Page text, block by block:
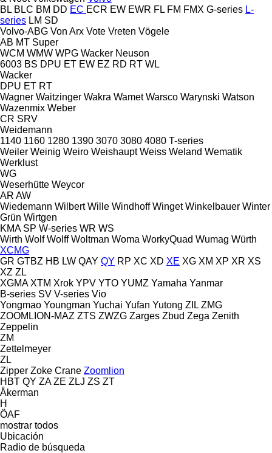
BL BLC BM DD EC ECR EW EWR FL FM FMX G-series L-
series LM SD
Volvo-ABG Von Arx Vote Vreten Vögele
AB MT Super
WCM WMW WPG Wacker Neuson
6003 BS DPU ET EW EZ RD RT WL
Wacker
DPU ET RT
Wagner Waitzinger Wakra Wamet Warsco Warynski Watson
Wazenmix Weber
CR SRV
Weidemann
1140 1160 1280 1390 3070 3080 4080 T-series
Weiler Weinig Weiro Weishaupt Weiss Weland Wematik
Werklust
WG
Weserhütte Weycor
AR AW
Wiedemann Wilbert Wille Windhoff Winget Winkelbauer Winter
Grün Wirtgen
KMA SP W-series WR WS
Wirth Wolf Wolff Woltman Woma WorkyQuad Wumag Würth
XCMG
GR GTBZ HB LW QAY QY RP XC XD XE XG XM XP XR XS
XZ ZL
XGMA XTM Xrok YPV YTO YUMZ Yamaha Yanmar
B-series SV V-series Vio
Yongmao Youngman Yuchai Yufan Yutong ZIL ZMG
ZOOMLION-MAZ ZTS ZWZG Zarges Zbud Zega Zenith
Zeppelin
ZM
Zettelmeyer
ZL
Zipper Zoke Crane Zoomlion
HBT QY ZA ZE ZLJ ZS ZT
Åkerman
H
ÖAF
mostrar todos
Ubicación
Radio de búsqueda